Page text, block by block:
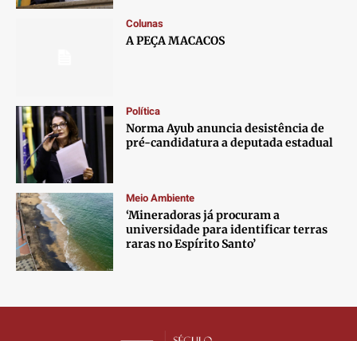
Anuncie
Anuncie
Anuncie
Anuncie
Colunas
A PEÇA MACACOS
Política
Norma Ayub anuncia desistência de
pré-candidatura a deputada estadual
Meio Ambiente
‘Mineradoras já procuram a
universidade para identificar terras
raras no Espírito Santo’